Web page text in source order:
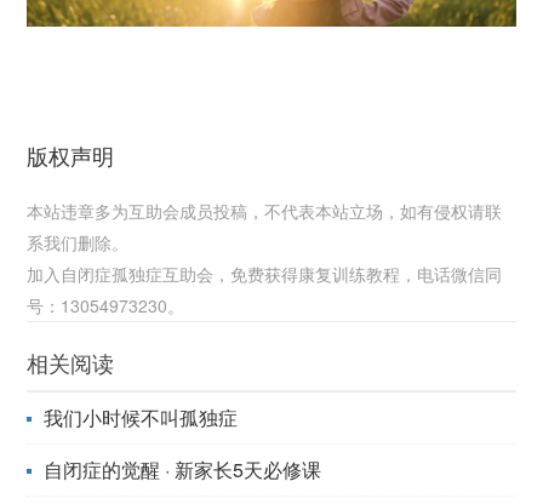
版权声明
本站违章多为互助会成员投稿，不代表本站立场，如有侵权请联
系我们删除。
加入自闭症孤独症互助会，免费获得康复训练教程，电话微信同
号：13054973230。
相关阅读
我们小时候不叫孤独症
自闭症的觉醒 · 新家长5天必修课